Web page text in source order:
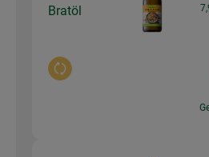
Bratöl
Auswahl ändern